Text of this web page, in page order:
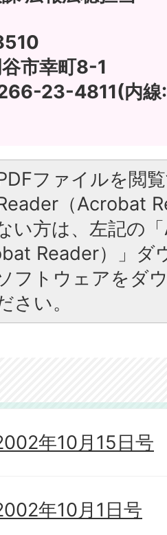
市幸町8-1
23-4811(内
ファイルを閲
（Acrobat
い方は、左記の
Reader）」ダ
フトウェアをダ
さい。
年10月15日号
年10月1日号